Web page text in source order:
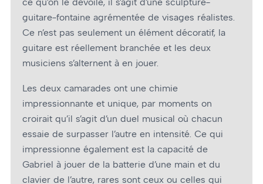
ce qu’on le dévoile, il s’agit d’une sculpture-
guitare-fontaine agrémentée de visages réalistes.
Ce n’est pas seulement un élément décoratif, la
guitare est réellement branchée et les deux
musiciens s’alternent à en jouer.
Les deux camarades ont une chimie
impressionnante et unique, par moments on
croirait qu’il s’agit d’un duel musical où chacun
essaie de surpasser l’autre en intensité. Ce qui
impressionne également est la capacité de
Gabriel à jouer de la batterie d’une main et du
clavier de l’autre, rares sont ceux ou celles qui